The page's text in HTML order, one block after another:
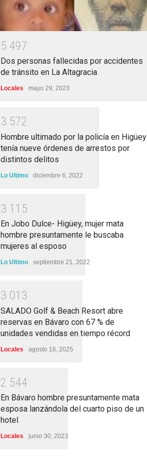
5 497
Dos personas fallecidas por accidentes
de tránsito en La Altagracia
Locales mayo 29, 2023
3 572
Hombre ultimado por la policía en Higüey
tenía nueve órdenes de arrestos por
distintos delitos
Lo Ultimo diciembre 6, 2022
3 1 1 5
En Jobo Dulce- Higüey, mujer mata
hombre presuntamente le buscaba
mujeres al esposo
Lo Ultimo septiembre 21, 2022
3 01 3
SALADO Golf & Beach Resort abre
reservas en Bávaro con 67 % de
unidades vendidas en tiempo récord
Locales agosto 16, 2025
2 544
En Bávaro hombre presuntamente mata
esposa lanzándola del cuarto piso de un
hotel
Locales junio 30, 2023